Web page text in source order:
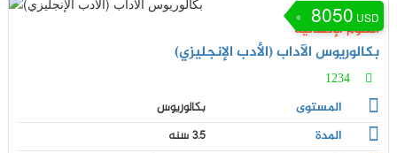
8050 USD
العلوم الإنسانية
بكالوريوس الآداب (الأدب الإنجليزي)
1234
المستوى
بكالوريوس
المدة
3.5 سنه